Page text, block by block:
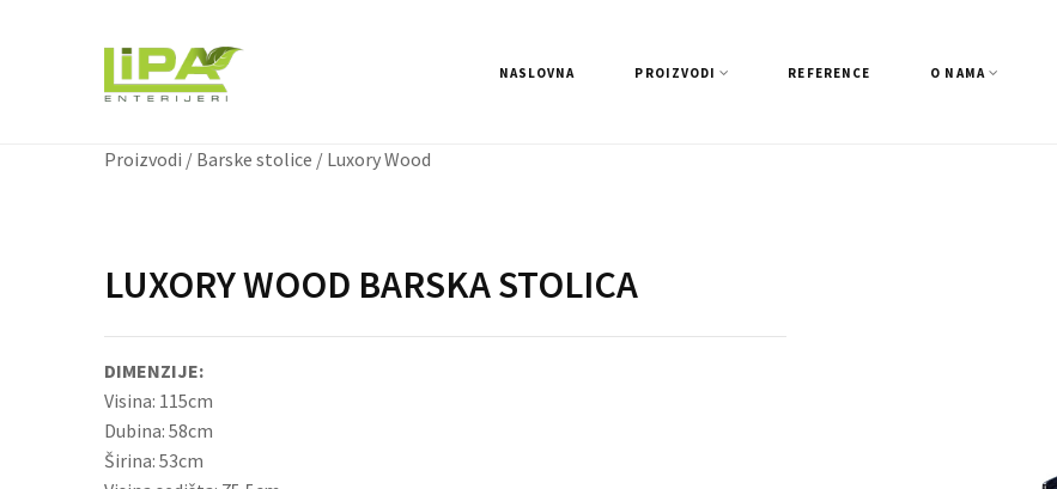
NASLOVNA PROIZVODI REFERENCE O NAMA
Proizvodi / Barske stolice / Luxory Wood
LUXORY WOOD BARSKA STOLICA
DIMENZIJE:
Visina: 115cm
Dubina: 58cm
Širina: 53cm